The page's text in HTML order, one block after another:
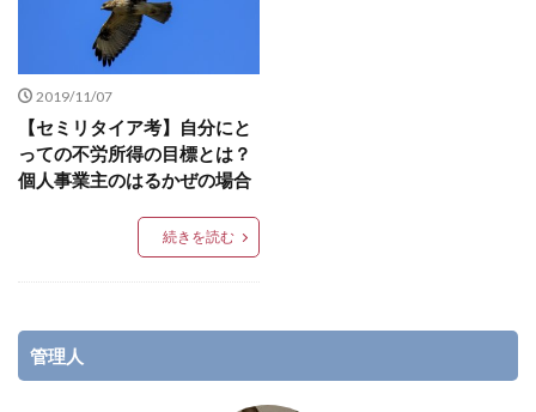
2019/11/07
【セミリタイア考】自分にと
っての不労所得の目標とは？
個人事業主のはるかぜの場合
続きを読む
管理人